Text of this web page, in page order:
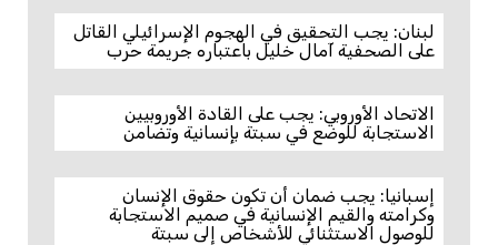
لبنان: يجب التحقيق في الهجوم الإسرائيلي القاتل
على الصحفية آمال خليل باعتباره جريمة حرب
الاتحاد الأوروبي: يجب على القادة الأوروبيين
الاستجابة للوضع في سبتة بإنسانية وتضامن
إسبانيا: يجب ضمان أن تكون حقوق الإنسان
وكرامته والقيم الإنسانية في صميم الاستجابة
للوصول الاستثنائي للأشخاص إلى سبتة